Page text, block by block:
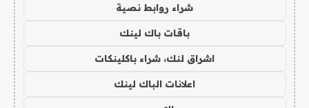
شراء روابط نصية
باقات باك لينك
اشراق لنك، شراء باكلينكات
اعلانات الباك لينك